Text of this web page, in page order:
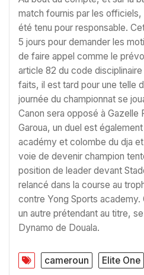
match fournis par les
été tenu pour responsable.
5 jours pour demander les
de faire appel comme le
article 82 du code
faits, il est tard pour une telle
journée du championnat se
Canon sera opposé à Gazelle
Garoua, un duel est
académy et colombe du dja
voie de devenir champion
position de leader devant
relancé dans la course au
contre Yong Sports academy.
un autre prétendant au titre,
Dynamo de Douala.
cameroun Elite One